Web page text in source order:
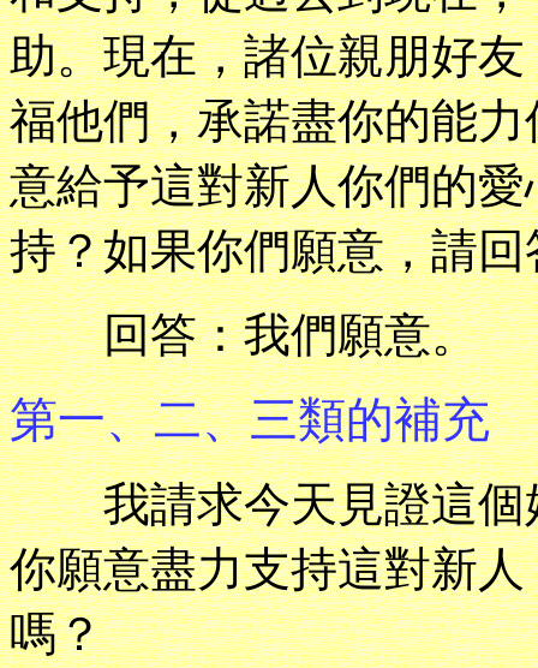
助。現在，諸位親朋好
福他們，承諾盡你的能
意給予這對新人你們的
持？如果你們願意，請
回答：我們願意。
第一、二、三類的補充
我請求今天見證這個
你願意盡力支持這對新
嗎？